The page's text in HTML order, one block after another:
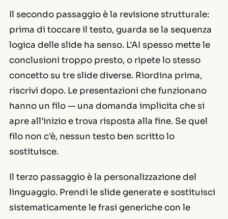
Il secondo passaggio è la revisione strutturale:
prima di toccare il testo, guarda se la sequenza
logica delle slide ha senso. L'AI spesso mette le
conclusioni troppo presto, o ripete lo stesso
concetto su tre slide diverse. Riordina prima,
riscrivi dopo. Le presentazioni che funzionano
hanno un filo — una domanda implicita che si
apre all'inizio e trova risposta alla fine. Se quel
filo non c'è, nessun testo ben scritto lo
sostituisce.
Il terzo passaggio è la personalizzazione del
linguaggio. Prendi le slide generate e sostituisci
sistematicamente le frasi generiche con le